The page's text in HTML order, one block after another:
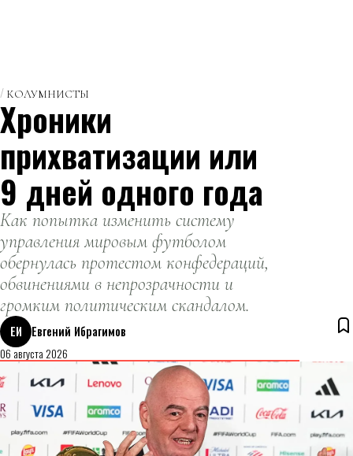
КОЛУМНИСТЫ
Хроники
прихватизации или
9 дней одного года
Как попытка изменить систему
управления мировым футболом
обернулась протестом конфедераций,
обвинениями в непрозрачности и
громким политическим скандалом.
ЕИ
Евгений Ибрагимов
06 августа 2026